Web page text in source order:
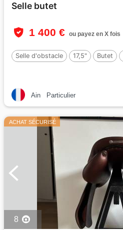
Selle butet
1 400 € ou payez en X fois
Selle d'obstacle 17,5" Butet
Ain Particulier
ACHAT SÉCURISÉ
8